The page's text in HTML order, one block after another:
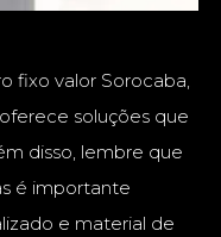
fixo valor Sorocaba,
soluções que
disso, lembre que
é importante
e material de